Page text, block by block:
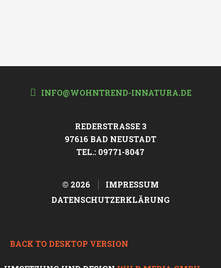
INFO@WOHNTREND-INNATURA.DE
REDERSTRASSE 3
97616 BAD NEUSTADT
TEL.: 09771-8047
© 2026
IMPRESSUM
DATENSCHUTZERKLÄRUNG
BACK TO DESKTOP VERSION